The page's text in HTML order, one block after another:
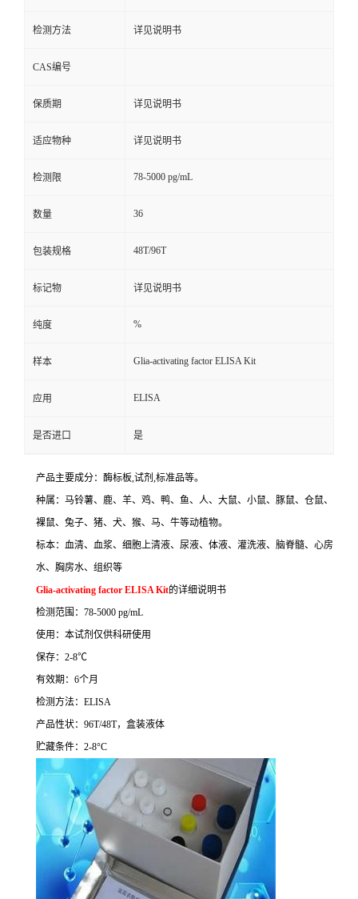
检测方法 详见说明书
CAS编号
保质期 详见说明书
适应物种 详见说明书
检测限 78-5000 pg/mL
数量 36
包装规格 48T/96T
标记物 详见说明书
纯度 %
样本 Glia-activating factor ELISA Kit
应用 ELISA
是否进口 是
产品主要成分：酶标板,试剂 ,标准品等。
种属：马铃薯、鹿、羊、鸡、鸭、鱼、人、大鼠、小鼠、豚鼠、仓鼠、
裸鼠、兔子、猪、犬、猴、马、牛等动植物。
标本：血清、血浆、细胞上清液、尿液、体液、灌洗液、脑脊髓、心房
水、胸房水、组织等
Glia-activating factor ELISA Kit的详细说明书
检测范围： 78-5000 pg/mL
使用：本试剂仅供科研使用
保存： 2-8℃
有效期： 6个月
检测方法： ELISA
产品性状： 96T/48T，盒装液体
贮藏条件： 2-8°C